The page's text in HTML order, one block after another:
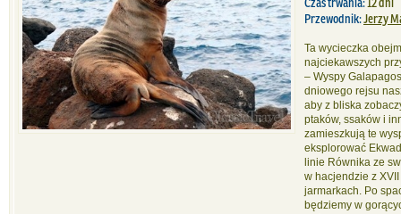
Przewodnik:Jerzy
Ta wycieczka
najciekawszych
– Wyspy
dniowego rejsu
aby z bliska
ptaków, ssaków i
zamieszkują te
eksplorować
linie Równika ze
w hacjendzie z
jarmarkach. Po
będziemy w